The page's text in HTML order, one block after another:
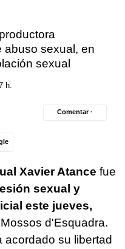
abuso sexual, en
sexual
h.
Comentar ·
Xavier Atance fue
sexual y
este jueves,
d'Esquadra.
acordado su libertad